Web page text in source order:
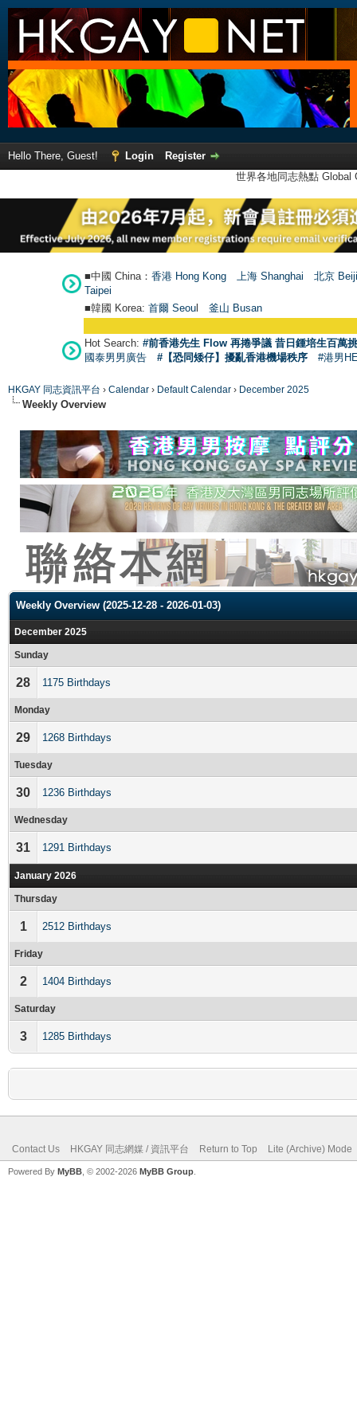
Hello There, Guest! Login
Register
世界各地同志熱點
■中國 China： 香港 Hong Kong 上海 Shanghai
北京
Taipei
■韓國 Korea: 首爾 Seoul 釜山 Busan
Hot Search: #前香港先生 Flow 再捲爭議 昔日鍾培生百萬
國泰男男廣告
#【恐同矮仔】擾亂香港機場秩序 #港男
HKGAY 同志資訊平台 › Calendar › Default Calendar › December 2025
Weekly Overview
Weekly Overview (2025-12-28 - 2026-01-03)
December 2025
Sunday
28 1175 Birthdays
Monday
29 1268 Birthdays
Tuesday
30 1236 Birthdays
Wednesday
31 1291 Birthdays
January 2026
Thursday
1 2512 Birthdays
Friday
2 1404 Birthdays
Saturday
3 1285 Birthdays
Contact Us HKGAY 同志網媒 / 資訊平台 Return to Top Lite (Archive) Mode
Powered By MyBB , © 2002-2026 MyBB Group